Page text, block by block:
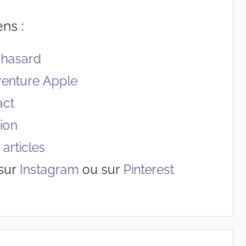
:
Apple
articles
Instagram ou sur Pinterest